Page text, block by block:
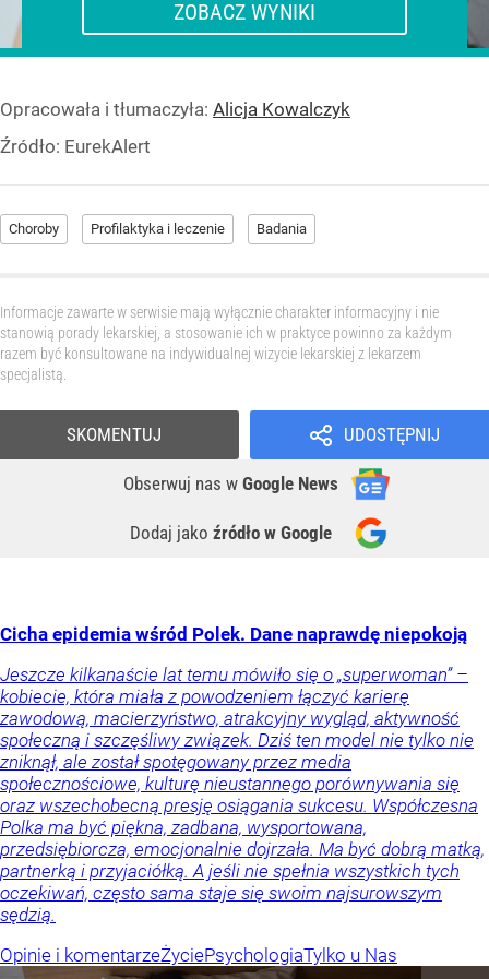
ZOBACZ WYNIKI
Opracowała i tłumaczyła: Alicja Kowalczyk
Źródło: EurekAlert
Choroby Profilaktyka i leczenie Badania
Informacje zawarte w serwisie mają wyłącznie charakter informacyjny i nie
stanowią porady lekarskiej, a stosowanie ich w praktyce powinno za każdym
razem być konsultowane na indywidualnej wizycie lekarskiej z lekarzem
specjalistą.
UDOSTĘPNIJ
Obserwuj nas w Google News
Dodaj jako źródło w Google
SKOMENTUJ
Cicha epidemia wśród Polek. Dane naprawdę niepokoją
Jeszcze kilkanaście lat temu mówiło się o „superwoman” –
kobiecie, która miała z powodzeniem łączyć karierę
zawodową, macierzyństwo, atrakcyjny wygląd, aktywność
społeczną i szczęśliwy związek. Dziś ten model nie tylko nie
zniknął, ale został spotęgowany przez media
społecznościowe, kulturę nieustannego porównywania się
oraz wszechobecną presję osiągania sukcesu. Współczesna
Polka ma być piękna, zadbana, wysportowana,
przedsiębiorcza, emocjonalnie dojrzała. Ma być dobrą matką,
partnerką i przyjaciółką. A jeśli nie spełnia wszystkich tych
oczekiwań, często sama staje się swoim najsurowszym
sędzią.
Opinie i komentarzeŻyciePsychologiaTylko u Nas